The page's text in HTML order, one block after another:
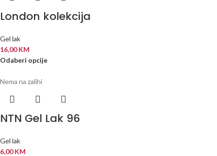
London kolekcija
Gel lak
16,00KM
Odaberi opcije
Nema na zalihi
NTN Gel Lak 96
Gel lak
6,00KM